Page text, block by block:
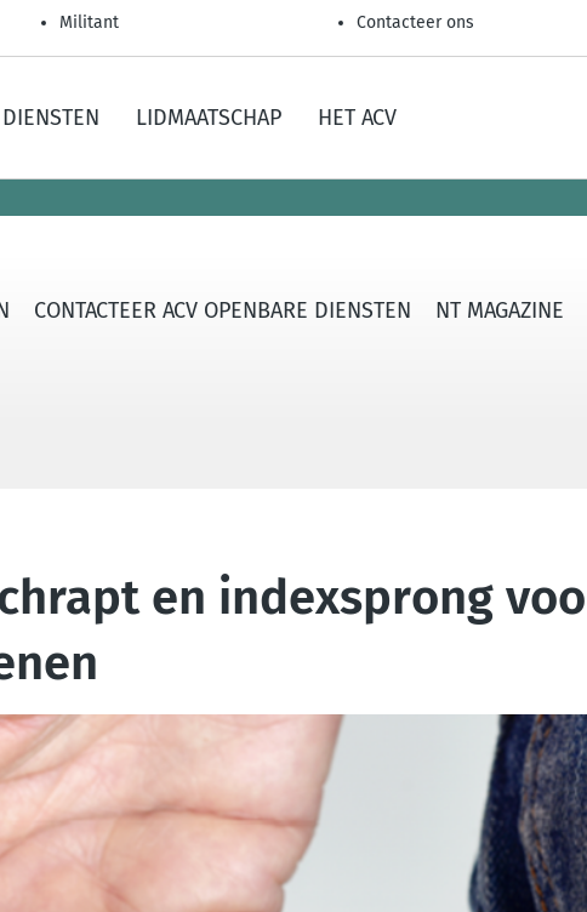
Militant Contacteer ons
DIENSTEN LIDMAATSCHAP HET ACV
CONTACTEER ACV OPENBARE DIENSTEN NT MAGAZINE
en indexsprong